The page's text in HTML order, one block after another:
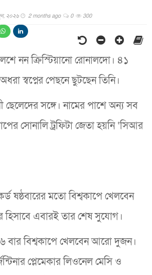
২০২৬ 2 months ago 0 300
নন ক্রিস্টিয়ানো রোনালদো। ৪১
স্বপ্নের পেছনে ছুটছেন তিনি।
সঙ্গে। নামের পাশে অন্য সব
সোনালি ট্রফিটা জেতা হয়নি ‘সিআর
ষষ্ঠবারের মতো বিশ্বকাপে খেলবেন
এবারই তার শেষ সুযোগ।
বার বিশ্বকাপে খেলবেন আরো দুজন।
প্লেমেকার লিওনেল মেসি ও